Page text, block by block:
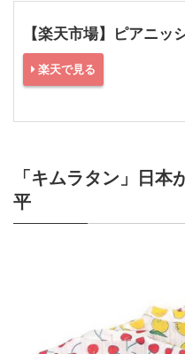
【楽天市場】ピアニッ
楽天で見る
「キムラタン」日
平